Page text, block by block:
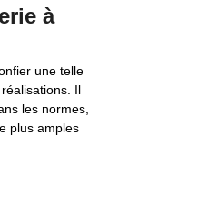
à
une telle
Il
les normes,
plus amples